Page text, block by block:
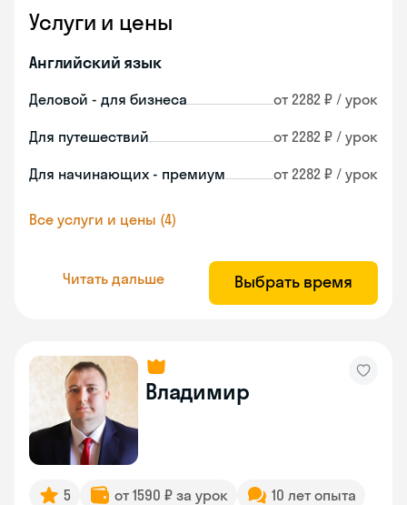
Услуги и цены
Английский язык
Деловой - для бизнеса от 2282 ₽ / урок
Для путешествий от 2282 ₽ / урок
Для начинающих - премиум от 2282 ₽ / урок
Все услуги и цены (4)
Читать дальше Выбрать время
Владимир
5 от 1590 ₽ за урок 10 лет опыта